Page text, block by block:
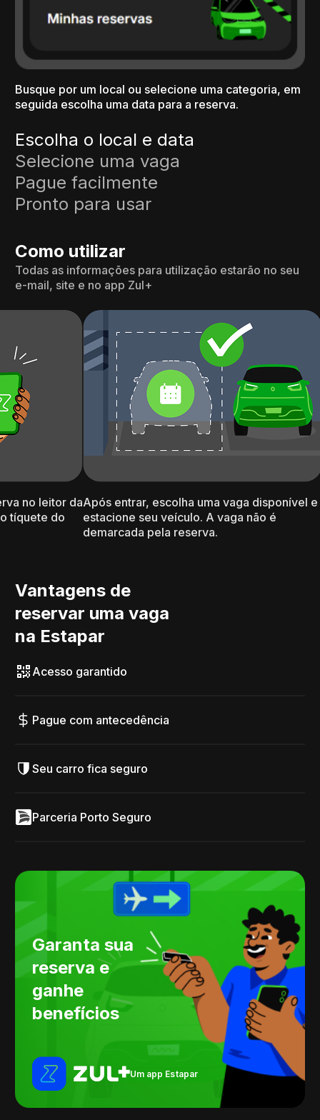
Busque por um local ou selecione uma categoria, em
seguida escolha uma data para a reserva.
Escolha o local e data
Selecione uma vaga
Pague facilmente
Pronto para usar
Como utilizar
Todas as informações para utilização estarão no seu
e-mail, site e no app Zul+
no leitor da
tíquete do
Após entrar, escolha uma vaga disponível e
estacione seu veículo. A vaga não é
demarcada pela reserva.
Vantagens de
reservar uma vaga
na Estapar
Acesso garantido
Pague com antecedência
Seu carro fica seguro
Parceria Porto Seguro
Garanta sua
reserva e
ganhe
benefícios
Um app Estapar